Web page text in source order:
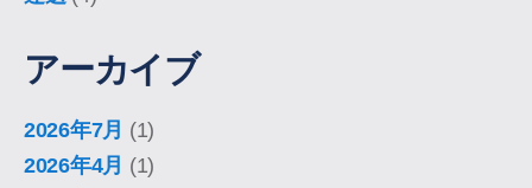
アーカイブ
2026年7月 (1)
2026年4月 (1)